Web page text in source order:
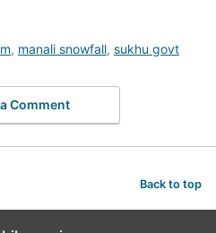
, manali snowfall, sukhu govt
Comment
Back to top